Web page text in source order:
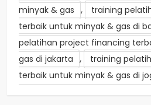
minyak & gas ,
training
terbaik untuk minyak & gas di
pelatihan project financing
gas di jakarta ,
training
terbaik untuk minyak & gas di